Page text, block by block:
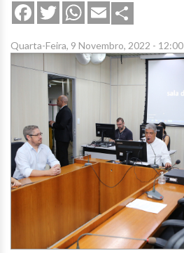
FacebookTwitterWhatsApp
Email
Quarta-Feira, 9 Novembro, 2022 - 12:00